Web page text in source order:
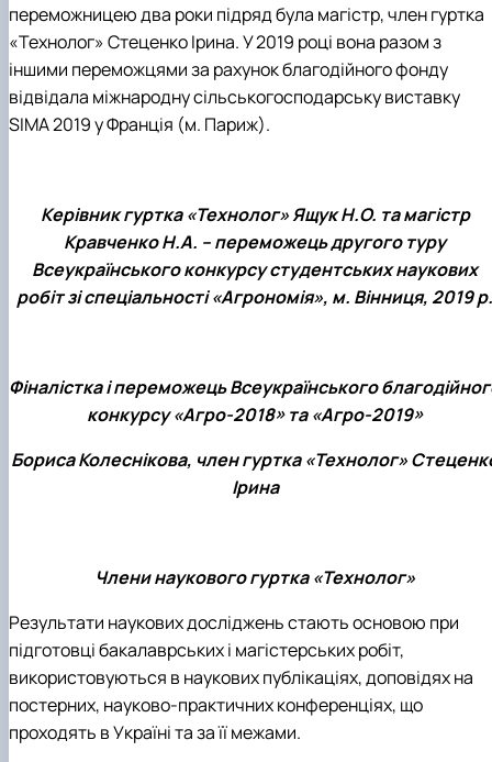
переможницею два роки підряд була магістр, член гуртка
«Технолог» Стеценко Ірина. У 2019 році вона разом з
іншими переможцями за рахунок благодійного фонду
відвідала міжнародну сільськогосподарську виставку
SIMA 2019 у Франція (м. Париж).
Керівник гуртка «Технолог» Ящук Н.О. та магістр
Кравченко Н.А. – переможець другого туру
Всеукраїнського конкурсу студентських наукових
робіт зі спеціальності «Агрономія», м. Вінниця, 2019 р.
Фіналістка і переможець Всеукраїнського
конкурсу «Агро-2018» та «Агро-2019»
Бориса Колеснікова, член гуртка «Технолог»
Ірина
Члени наукового гуртка «Технолог»
Результати наукових досліджень стають основою при
підготовці бакалаврських і магістерських робіт,
використовуються в наукових публікаціях, доповідях на
постерних, науково-практичних конференціях, що
проходять в Україні та за її межами.